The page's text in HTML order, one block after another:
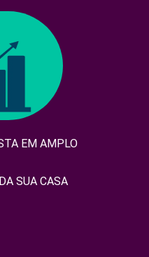
EM AMPLO
SUA CASA